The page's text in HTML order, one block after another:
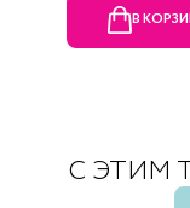
В
С ЭТИМ